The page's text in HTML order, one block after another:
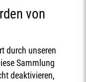
von
durch unseren
Sammlung
deaktivieren,